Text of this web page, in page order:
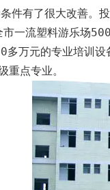
件有了很大改善。
一流塑料游乐场
多万元的专业培训
重点专业。